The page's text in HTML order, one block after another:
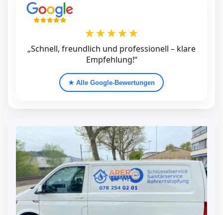
★★★★★
„Schnell, freundlich und professionell – klare
Empfehlung!“
★ Alle Google‑Bewertungen